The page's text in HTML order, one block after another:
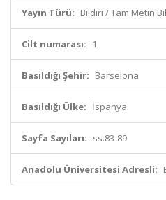
Yayın Türü: Bildiri / Tam Metin
Cilt numarası: 1
Basıldığı Şehir: Barselona
Basıldığı Ülke: İspanya
Sayfa Sayıları: ss.83-89
Anadolu Üniversitesi Adresli: